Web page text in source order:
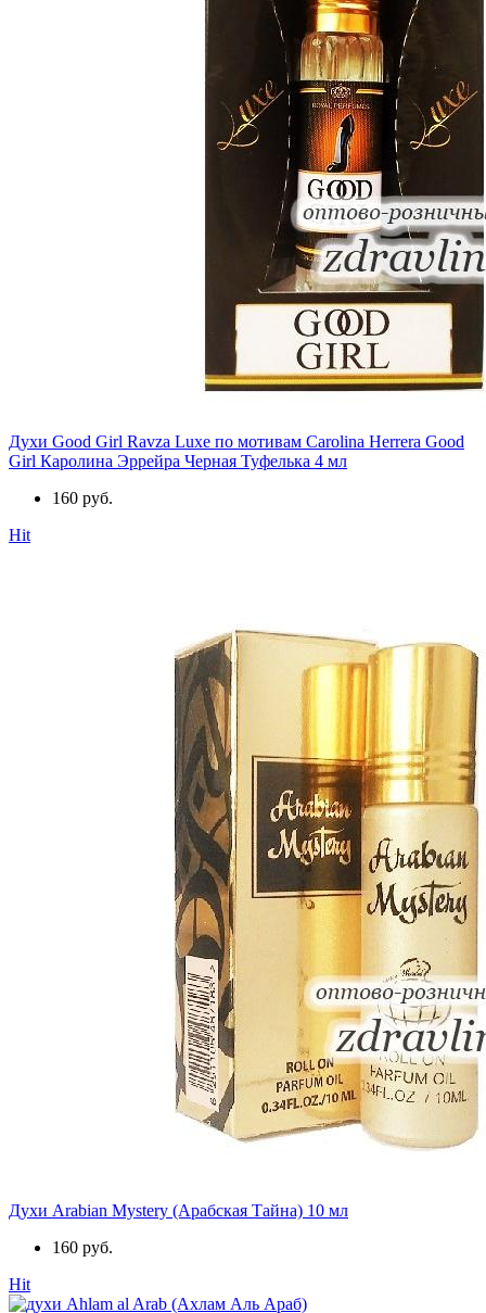
Духи Good Girl Ravza Luxe по мотивам Carolina Herrera Good
Girl Каролина Эррейра Черная Туфелька 4 мл
160 руб.
Hit
Духи Arabian Mystery (Арабская Тайна) 10 мл
160 руб.
Hit